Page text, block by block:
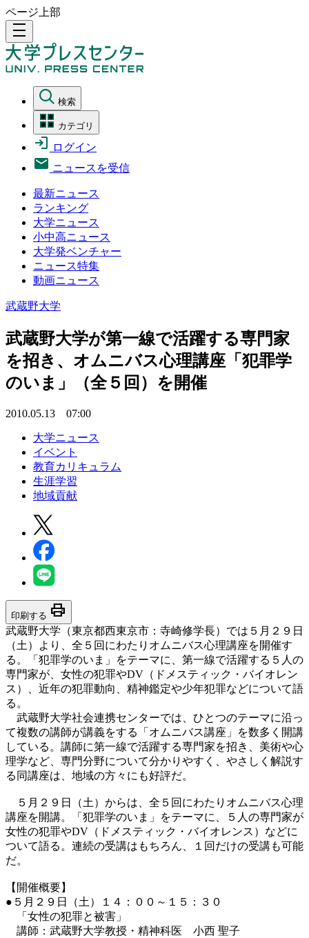
ページ上部
density_medium
検索
カテゴリ
ログイン
ニュースを受信
最新ニュース
ランキング
大学ニュース
小中高ニュース
大学発ベンチャー
ニュース特集
動画ニュース
武蔵野大学
武蔵野大学が第一線で活躍する専門家
を招き、オムニバス心理講座「犯罪学
のいま」（全５回）を開催
2010.05.13 07:00
大学ニュース
イベント
教育カリキュラム
生涯学習
地域貢献
印刷する print
武蔵野大学（東京都西東京市：寺崎修学長）では５月２９日
（土）より、全５回にわたりオムニバス心理講座を開催す
る。「犯罪学のいま」をテーマに、第一線で活躍する５人の
専門家が、女性の犯罪やDV（ドメスティック・バイオレン
ス）、近年の犯罪動向、精神鑑定や少年犯罪などについて語
る。
武蔵野大学社会連携センターでは、ひとつのテーマに沿っ
て複数の講師が講義をする「オムニバス講座」を数多く開講
している。講師に第一線で活躍する専門家を招き、美術や心
理学など、専門分野について分かりやすく、やさしく解説す
る同講座は、地域の方々にも好評だ。
５月２９日（土）からは、全５回にわたりオムニバス心理
講座を開講。「犯罪学のいま」をテーマに、５人の専門家が
女性の犯罪やDV（ドメスティック・バイオレンス）などに
ついて語る。連続の受講はもちろん、１回だけの受講も可能
だ。
【開催概要】
●５月２９日（土）１４：００～１５：３０
「女性の犯罪と被害」
講師：武蔵野大学教授・精神科医 小西 聖子